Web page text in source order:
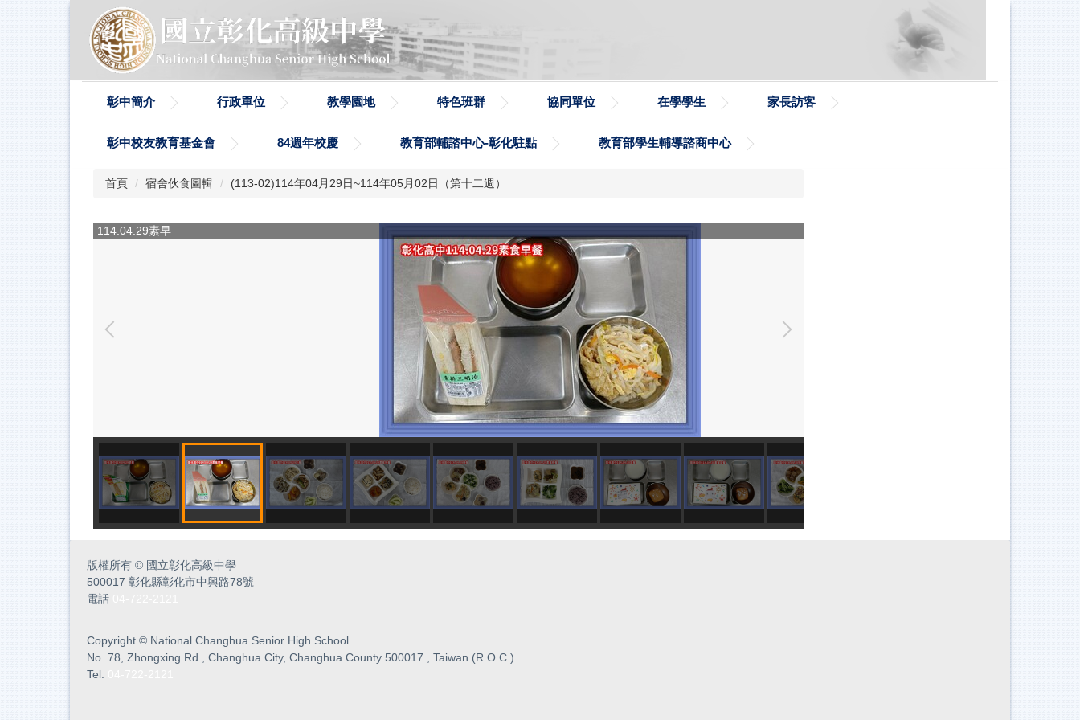
彰中簡介 行政單位 教學園地 特色班群 協同單位 在學學生 家長訪客
彰中校友教育基金會 84週年校慶 教育部輔諮中心-彰化駐點 教育部學生輔導諮商中心
首頁 宿舍伙食圖輯 (113-02)114年04月29日~114年05月02日（第十二週）
114.04.29素早
版權所有 © 國立彰化高級中學
500017 彰化縣彰化市中興路78號
電話
Copyright © National Changhua Senior High School
No. 78, Zhongxing Rd., Changhua City, Changhua County 500017 , Taiwan (R.O.C.)
Tel.